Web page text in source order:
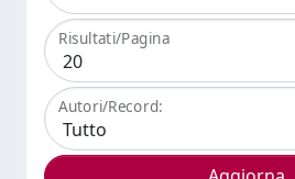
Risultati/Pagina
Autori/Record: